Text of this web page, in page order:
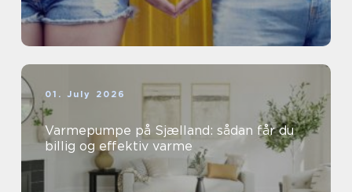
01. July 2026
Varmepumpe på Sjælland: sådan får du
billig og effektiv varme